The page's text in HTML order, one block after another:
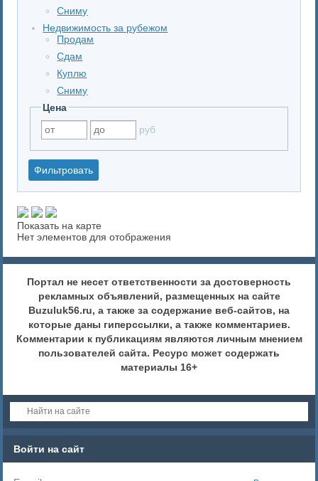
Сниму
Недвижимость за рубежом
Продам
Сдам
Куплю
Сниму
Цена
руб
Показать на карте
Нет элементов для отображения
Портал не несет ответственности за достоверность
рекламных объявлений, размещенных на сайте
Buzuluk56.ru, а также за содержание веб-сайтов, на
которые даны гиперссылки, а также комментариев.
Комментарии к публикациям являются личным мнением
пользователей сайта. Ресурс может содержать
материалы 16+
Войти на сайт